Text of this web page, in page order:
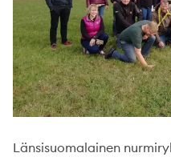
Länsisuomalainen